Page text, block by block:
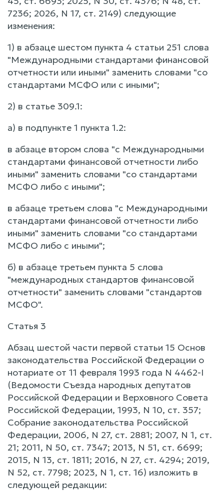
7236; 2026, N 17, ст. 2149) следующие
изменения:
1) в абзаце шестом пункта 4 статьи 251 слова
"Международными стандартами финансовой
отчетности или иными" заменить словами "со
стандартами МСФО или с иными";
2) в статье 309.1:
а) в подпункте 1 пункта 1.2:
в абзаце втором слова "с Международными
стандартами финансовой отчетности либо
иными" заменить словами "со стандартами
МСФО либо с иными";
в абзаце третьем слова "с Международными
стандартами финансовой отчетности либо
иными" заменить словами "со стандартами
МСФО либо с иными";
б) в абзаце третьем пункта 5 слова
"международных стандартов финансовой
отчетности" заменить словами "стандартов
МСФО".
Статья 3
Абзац шестой части первой статьи 15 Основ
законодательства Российской Федерации о
нотариате от 11 февраля 1993 года N 4462-I
(Ведомости Съезда народных депутатов
Российской Федерации и Верховного Совета
Российской Федерации, 1993, N 10, ст. 357;
Собрание законодательства Российской
Федерации, 2006, N 27, ст. 2881; 2007, N 1, ст.
21; 2011, N 50, ст. 7347; 2013, N 51, ст. 6699;
2015, N 13, ст. 1811; 2016, N 27, ст. 4294; 2019,
N 52, ст. 7798; 2023, N 1, ст. 16) изложить в
следующей редакции: